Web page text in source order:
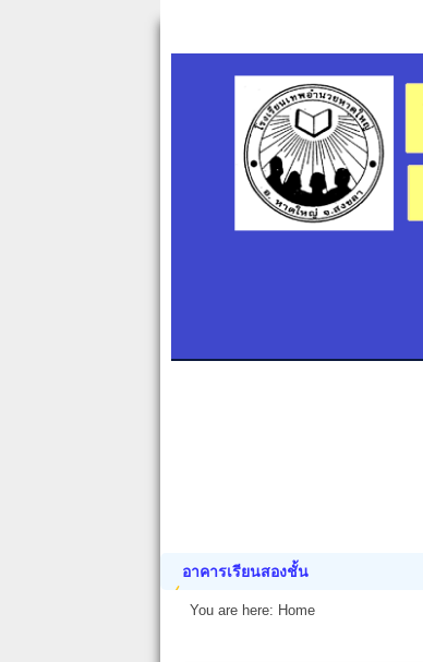
อาคารเรียนสองชั้น
You are here: Home